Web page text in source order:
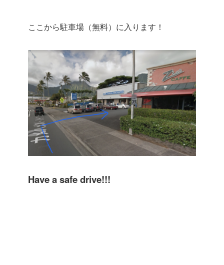
ここから駐車場（無料）に入ります！
Have a safe drive!!!